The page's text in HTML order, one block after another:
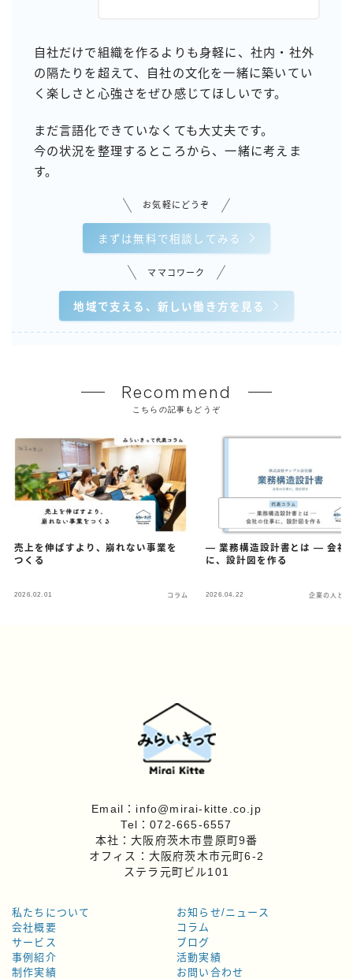
自社だけで組織を作るよりも身軽に、社内・社外
の隔たりを超えて、自社の文化を一緒に築いてい
く楽しさと心強さをぜひ感じてほしいです。
まだ言語化できていなくても大丈夫です。
今の状況を整理するところから、一緒に考えま
す。
お気軽にどうぞ
まずは無料で相談してみる
ママコワーク
地域で支える、新しい働き方を見る
Recommend
こちらの記事もどうぞ
売上を伸ばすより、崩れない事業を
つくる
2026.02.01 コラム
― 業務構造設計書とは ― 会社
に、設計図を作る
2026.04.22 企業の人と仕
Email：info@mirai-kitte.co.jp
Tel：072-665-6557
本社：大阪府茨木市豊原町9番
オフィス：大阪府茨木市元町6-2
ステラ元町ビル101
私たちについて
会社概要
サービス
事例紹介
制作実績
お知らせ/ニュース
コラム
ブログ
活動実績
お問い合わせ